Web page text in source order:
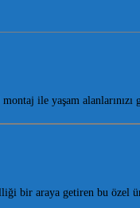
ile yaşam
bir araya getiren bu özel